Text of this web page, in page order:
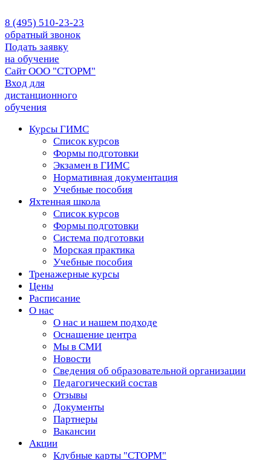
8 (495) 510-23-23
обратный звонок
Подать заявку
на обучение
Сайт ООО "СТОРМ"
Вход для
дистанционного
обучения
Курсы ГИМС
Список курсов
Формы подготовки
Экзамен в ГИМС
Нормативная документация
Учебные пособия
Яхтенная школа
Список курсов
Формы подготовки
Cистема подготовки
Морская практика
Учебные пособия
Тренажерные курсы
Цены
Расписание
О нас
О нас и нашем подходе
Оснащение центра
Мы в СМИ
Новости
Сведения об образовательной организации
Педагогический состав
Отзывы
Документы
Партнеры
Вакансии
Акции
Клубные карты "СТОРМ"